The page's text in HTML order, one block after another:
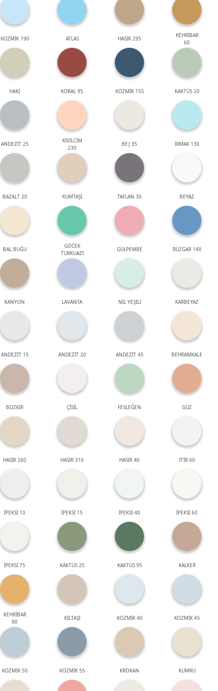
KOZMİK 190 ATLAS HASIR 295
KEHRİBAR
60
HAKİ KORAL 95 KOZMİK 155 KAKTÜS 20
ANDEZİT 25
KIVILCIM
230
BEJ 35 IRMAK 130
BAZALT 20 KUMTAŞI TAFLAN 30 BEYAZ
BAL BUĞU
GÖCEK
TURKUAZI
GÜLPEMBE RÜZGAR 140
KANYON LAVANTA NİL YEŞİLİ KARBEYAZ
ANDEZİT 15 ANDEZİT 20 ANDEZİT 45 BEHRAMKALE
BOZKIR ÇİSİL FESLEĞEN GÜZ
HASIR 260 HASIR 310 HASIR 40 ITIR 60
İPEKSİ 10 İPEKSİ 15 İPEKSİ 40 İPEKSİ 60
İPEKSİ 75 KAKTÜS 25 KAKTÜS 95 KALKER
KEHRİBAR
90
KİLTAŞI KOZMİK 40 KOZMİK 45
KOZMİK 50 KOZMİK 55 KROKAN KUMRU